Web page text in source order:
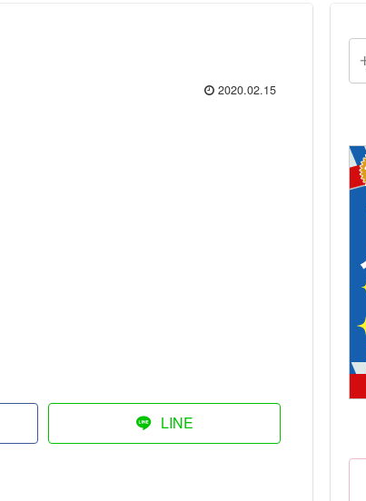
2020.02.15
LINE